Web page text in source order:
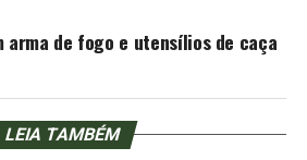
arma de fogo e utensílios de caça
LEIA TAMBÉM